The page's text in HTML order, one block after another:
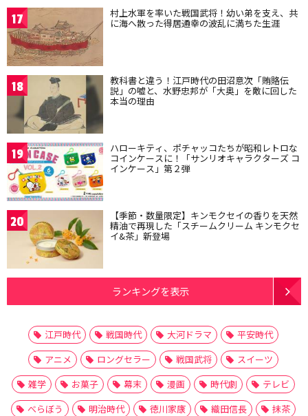
17 村上水軍を率いた戦国武将！幼い弟を支え、共
に海へ散った得居通幸の波乱に満ちた生涯
18 教科書と違う！江戸時代の田沼意次「賄賂伝
説」の嘘と、水野忠邦が「大奥」を敵に回した
本当の理由
19 ハローキティ、ポチャッコたちが昭和レトロな
コインケースに！「サンリオキャラクターズ コ
インケース」第２弾
20 【季節・数量限定】キンモクセイの香りを天然
精油で再現した「スチームクリーム キンモクセ
イ&茶」新登場
ランキングを表示
江戸時代 戦国時代 大河ドラマ
平安時代
アニメ
ロングセラー 戦国武将
スイーツ
雑学
お菓子 幕末 漫画 時代劇
テレビ
べらぼう
明治時代 徳川家康 織田信長
抹茶